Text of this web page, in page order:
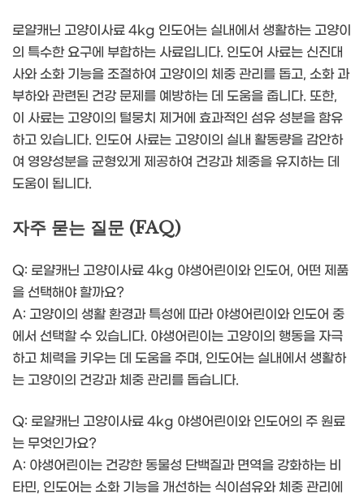
로얄캐닌 고양이사료 4kg 인도어는 실내에서 생활하는 고양이
의 특수한 요구에 부합하는 사료입니다. 인도어 사료는 신진대
사와 소화 기능을 조절하여 고양이의 체중 관리를 돕고, 소화 과
부하와 관련된 건강 문제를 예방하는 데 도움을 줍니다. 또한,
이 사료는 고양이의 털뭉치 제거에 효과적인 섬유 성분을 함유
하고 있습니다. 인도어 사료는 고양이의 실내 활동량을 감안하
여 영양성분을 균형있게 제공하여 건강과 체중을 유지하는 데
도움이 됩니다.
자주 묻는 질문 (FAQ)
Q: 로얄캐닌 고양이사료 4kg 야생어린이와 인도어, 어떤 제품
을 선택해야 할까요?
A: 고양이의 생활 환경과 특성에 따라 야생어린이와 인도어 중
에서 선택할 수 있습니다. 야생어린이는 고양이의 행동을 자극
하고 체력을 키우는 데 도움을 주며, 인도어는 실내에서 생활하
는 고양이의 건강과 체중 관리를 돕습니다.
Q: 로얄캐닌 고양이사료 4kg 야생어린이와 인도어의 주 원료
는 무엇인가요?
A: 야생어린이는 건강한 동물성 단백질과 면역을 강화하는 비
타민, 인도어는 소화 기능을 개선하는 식이섬유와 체중 관리에